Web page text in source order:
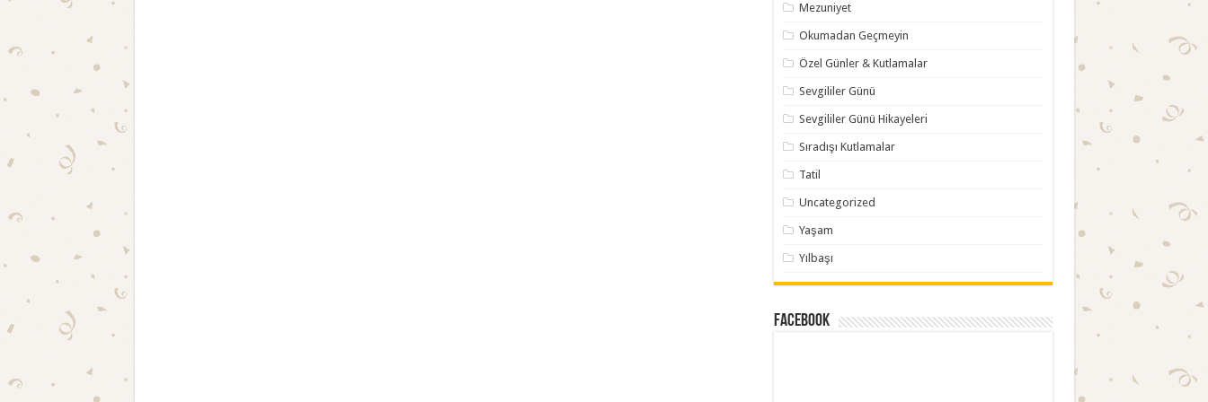
Mezuniyet
Okumadan Geçmeyin
Özel Günler & Kutlamalar
Sevgililer Günü
Sevgililer Günü Hikayeleri
Sıradışı Kutlamalar
Tatil
Uncategorized
Yaşam
Yılbaşı
Facebook